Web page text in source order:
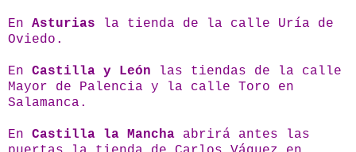
En Asturias
la tienda de la calle Uría de
Oviedo.
En Castilla y León las tiendas de la calle
Mayor de Palencia y la calle Toro en
Salamanca.
En Castilla la Mancha abrirá antes las